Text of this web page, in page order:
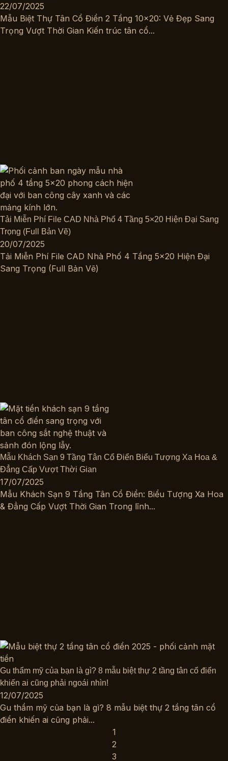
22/07/2025
Mẫu Biệt Thự Tân Cổ Điển 2 Tầng 10×20: Vẻ Đẹp Sang
Trọng Vượt Thời Gian Kiến trúc tân cổ...
Tải Miễn Phí File CAD Nhà Phố 4 Tầng 5×20 Hiện Đại Sang
Trọng (Full Bản Vẽ)
20/07/2025
Tải Miễn Phí File CAD Nhà Phố 4 Tầng 5×20 Hiện Đại
Sang Trọng (Full Bản Vẽ)
Mẫu Khách Sạn 9 Tầng Tân Cổ Điển Biểu Tượng Xa Hoa &
Đẳng Cấp Vượt Thời Gian
17/07/2025
Mẫu Khách Sạn 9 Tầng Tân Cổ Điển: Biểu Tượng Xa Hoa
& Đẳng Cấp Vượt Thời Gian Trong lĩnh...
Gu thẩm mỹ của bạn là gì? 8 mẫu biệt thự 2 tầng tân cổ điển
khiến ai cũng phải ngoái nhìn!
12/07/2025
Gu thẩm mỹ của bạn là gì? 8 mẫu biệt thự 2 tầng tân cổ
điển khiến ai cũng phải...
1
2
3